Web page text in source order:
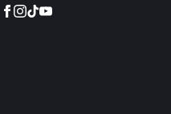
FACEBOOK
INSTAGRAM
TIKTOK
YOUTUBE